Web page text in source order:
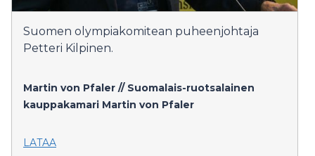
Suomen olympiakomitean puheenjohtaja
Petteri Kilpinen.
Martin von Pfaler // Suomalais-ruotsalainen
kauppakamari Martin von Pfaler
LATAA